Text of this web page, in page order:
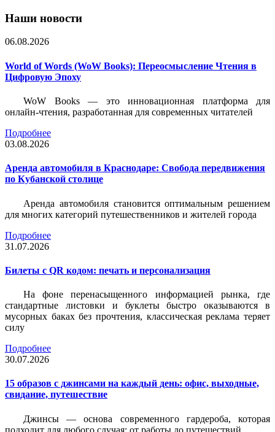
Наши новости
06.08.2026
World of Words (WoW Books): Переосмысление Чтения в
Цифровую Эпоху
WoW Books — это инновационная платформа для
онлайн-чтения, разработанная для современных читателей
Подробнее
03.08.2026
Аренда автомобиля в Краснодаре: Свобода передвижения
по Кубанской столице
Аренда автомобиля становится оптимальным решением
для многих категорий путешественников и жителей города
Подробнее
31.07.2026
Билеты c QR кодом: печать и персонализация
На фоне перенасыщенного информацией рынка, где
стандартные листовки и буклеты быстро оказываются в
мусорных баках без прочтения, классическая реклама теряет
силу
Подробнее
30.07.2026
15 образов с джинсами на каждый день: офис, выходные,
свидание, путешествие
Джинсы — основа современного гардероба, которая
подходит для любого случая: от работы до путешествий